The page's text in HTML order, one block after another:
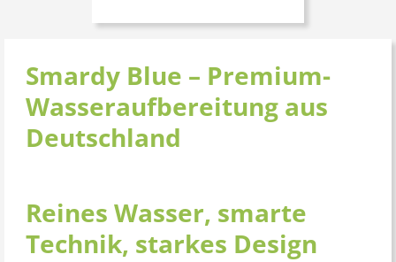
Smardy Blue – Premium-
Wasseraufbereitung aus
Deutschland
Reines Wasser, smarte
Technik, starkes Design